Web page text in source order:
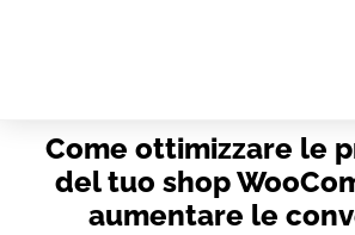
Come ottimizzare le
del tuo shop
aumentare le